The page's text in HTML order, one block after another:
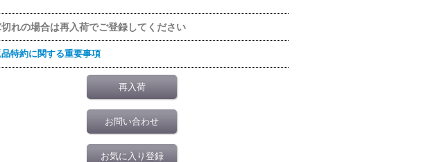
れの場合は再入荷でご登録してください
特約に関する重要事項
再入荷
お問い合わせ
お気に入り登録